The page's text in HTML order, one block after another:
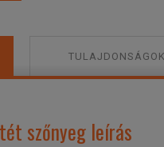
TULAJDONSÁGOK
szőnyeg leírás